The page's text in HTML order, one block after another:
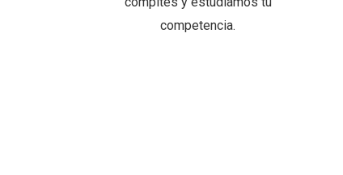
competencia.